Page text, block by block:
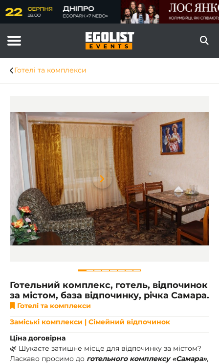
Готелі та комплекси
Item
of
8
Готельний комплекс, готель, відпочинок
за містом, база відпочинку, річка Самара.
Готелі та комплекси
Заміські комплекси | Сімейний відпочинок
Ціна договірна
🌿 Шукаєте затишне місце для відпочинку за містом?
Ласкаво просимо до готельного комплексу «Самара»,